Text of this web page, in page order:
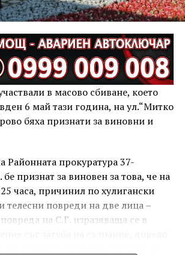
в масово сбиване, което
6 май тази година, на ул.“Митко
бяха признати за виновни и
Районната прокуратура 37-
признат за виновен за това, че на
часа, причинил по хулигански
телесни повреди на две лица –
на С.Г. изразяваща се в